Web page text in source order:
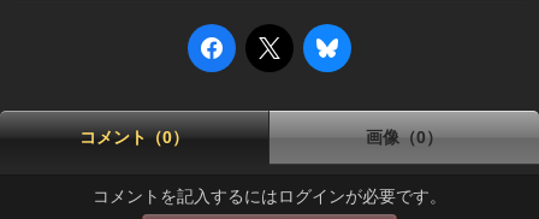
コメント（0） 画像（0）
コメントを記入するにはログインが必要です。